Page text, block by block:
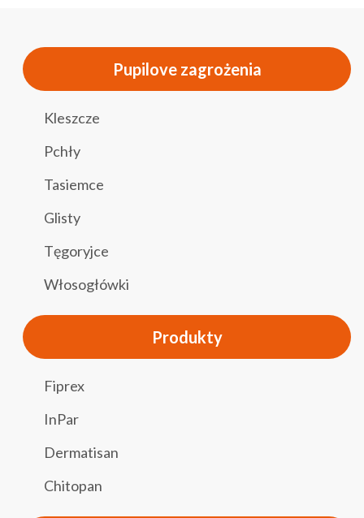
Pupilove zagrożenia
Kleszcze
Pchły
Tasiemce
Glisty
Tęgoryjce
Włosogłówki
Produkty
Fiprex
InPar
Dermatisan
Chitopan